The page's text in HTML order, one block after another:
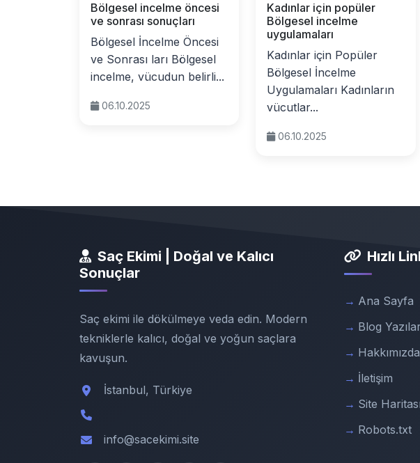
Bölgesel incelme öncesi
ve sonrası sonuçları
Bölgesel İncelme Öncesi
ve Sonrası ları Bölgesel
incelme, vücudun belirli...
06.10.2025
Kadınlar için popüler
Bölgesel incelme
uygulamaları
Kadınlar için Popüler
Bölgesel İncelme
Uygulamaları Kadınların
vücutlar...
06.10.2025
Saç Ekimi | Doğal ve Kalıcı
Sonuçlar
Saç ekimi ile dökülmeye veda edin. Modern
tekniklerle kalıcı, doğal ve yoğun saçlara
kavuşun.
İstanbul, Türkiye
info@sacekimi.site
Hızlı
Ana Sayfa
Blog
Hakkımızda
İletişim
Site Haritası
Robots.txt